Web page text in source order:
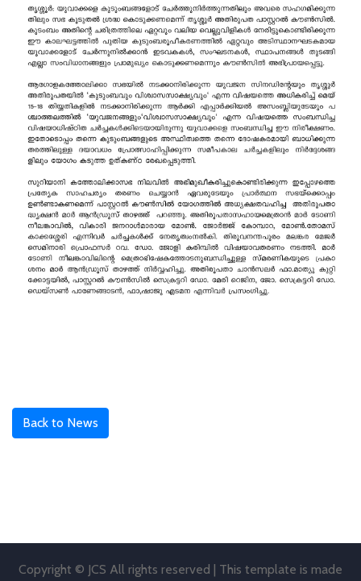
Back to News
Copyright © JCS All rights reserved | This template is made